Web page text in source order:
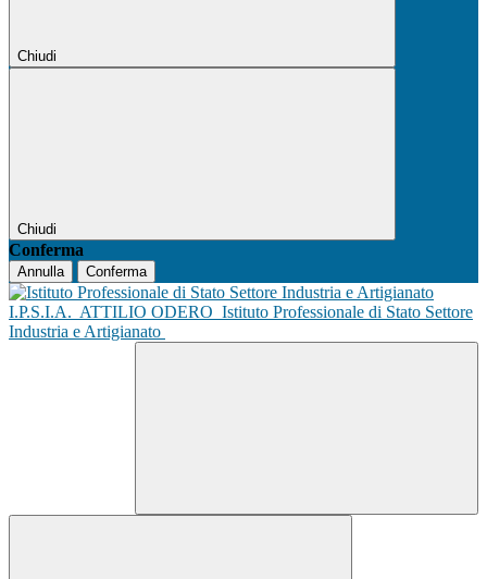
Chiudi
Chiudi
Conferma
Annulla Conferma
I.P.S.I.A. ATTILIO ODERO Istituto Professionale di Stato Settore
Industria e Artigianato